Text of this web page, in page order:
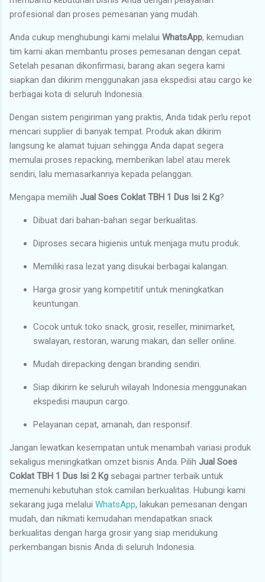
profesional dan proses pemesanan yang mudah.
Anda cukup menghubungi kami melalui WhatsApp, kemudian
tim kami akan membantu proses pemesanan dengan cepat.
Setelah pesanan dikonfirmasi, barang akan segera kami
siapkan dan dikirim menggunakan jasa ekspedisi atau cargo ke
berbagai kota di seluruh Indonesia.
Dengan sistem pengiriman yang praktis, Anda tidak perlu repot
mencari supplier di banyak tempat. Produk akan dikirim
langsung ke alamat tujuan sehingga Anda dapat segera
memulai proses repacking, memberikan label atau merek
sendiri, lalu memasarkannya kepada pelanggan.
Mengapa memilih Jual Soes Coklat TBH 1 Dus Isi 2 Kg?
Dibuat dari bahan-bahan segar berkualitas.
Diproses secara higienis untuk menjaga mutu produk.
Memiliki rasa lezat yang disukai berbagai kalangan.
Harga grosir yang kompetitif untuk meningkatkan
keuntungan.
Cocok untuk toko snack, grosir, reseller, minimarket,
swalayan, restoran, warung makan, dan seller online.
Mudah direpacking dengan branding sendiri.
Siap dikirim ke seluruh wilayah Indonesia menggunakan
ekspedisi maupun cargo.
Pelayanan cepat, amanah, dan responsif.
Jangan lewatkan kesempatan untuk menambah variasi produk
sekaligus meningkatkan omzet bisnis Anda. Pilih Jual Soes
Coklat TBH 1 Dus Isi 2 Kg sebagai partner terbaik untuk
memenuhi kebutuhan stok camilan berkualitas. Hubungi kami
sekarang juga melalui WhatsApp, lakukan pemesanan dengan
mudah, dan nikmati kemudahan mendapatkan snack
berkualitas dengan harga grosir yang siap mendukung
perkembangan bisnis Anda di seluruh Indonesia.